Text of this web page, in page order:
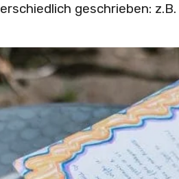
geschrieben: z.B.